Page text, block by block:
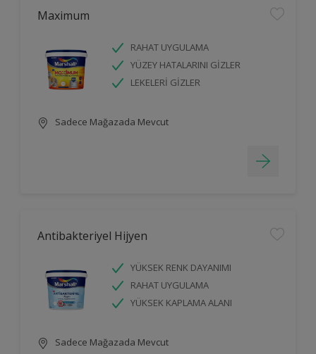
Maximum
RAHAT UYGULAMA
YÜZEY HATALARINI GİZLER
LEKELERİ GİZLER
Sadece Mağazada Mevcut
Antibakteriyel Hijyen
YÜKSEK RENK DAYANIMI
RAHAT UYGULAMA
YÜKSEK KAPLAMA ALANI
Sadece Mağazada Mevcut